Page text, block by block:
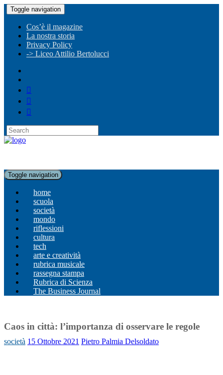
Toggle navigation
Cos’è il magazine
La nostra storia
Privacy Policy
-> Liceo Attilio Bertolucci
Toggle navigation
home
scuola
società
mondo
riflessioni
cultura
tech
arte e creatività
rubrica musicale
rassegna stampa
Rubrica di Scienza
The Business Journal
Caos in città: l’importanza di osservare le regole
società 15 Ottobre 2021 Pietro Palmia Delsoldato